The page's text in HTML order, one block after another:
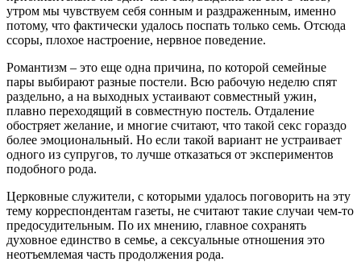
утром мы чувствуем себя сонным и раздраженным, именно
потому, что фактически удалось поспать только семь. Отсюда
ссоры, плохое настроение, нервное поведение.
Романтизм – это еще одна причина, по которой семейные
пары выбирают разные постели. Всю рабочую неделю спят
раздельно, а на выходных устаивают совместный ужин,
плавно переходящий в совместную постель. Отдаление
обостряет желание, и многие считают, что такой секс гораздо
более эмоциональный. Но если такой вариант не устраивает
одного из супругов, то лучше отказаться от экспериментов
подобного рода.
Церковные служители, с которыми удалось поговорить на эту
тему корреспондентам газеты, не считают такие случаи чем-то
предосудительным. По их мнению, главное сохранять
духовное единство в семье, а сексуальные отношения это
неотъемлемая часть продолжения рода.